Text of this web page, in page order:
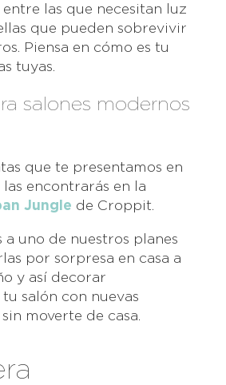
las que necesitan luz
que pueden sobrevivir
Piensa en cómo es tu
tuyas.
salones modernos
que te presentamos en
encontrarás en la
Jungle de Croppit.
a uno de nuestros planes
por sorpresa en casa a
y así decorar
salón con nuevas
moverte de casa.